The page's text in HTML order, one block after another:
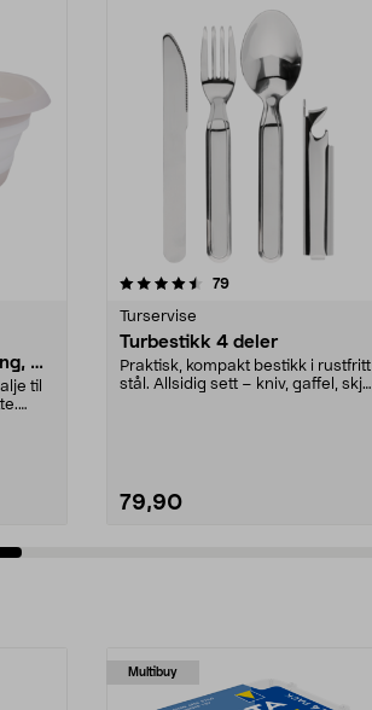
8
til
79anmeldelser
Turservise
Turbestikk 4 deler
Praktisk, kompakt bestikk i rustfritt
stål. Allsidig sett – kniv, gaffel, skje
79,90
5.0 av 5 stjerner
Multibuy